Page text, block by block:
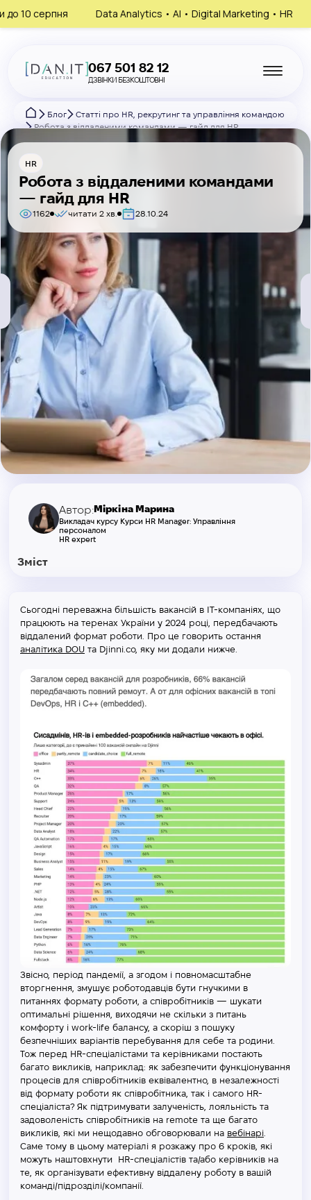
Data Analytics • AI • Digital Marketing • HR Запишись на
067 501 82 12
ДЗВІНКИ БЕЗКОШТОВНІ
Блог
Статті про HR, рекрутинг та управління командою
Робота з віддаленими командами — гайд для HR
HR
Робота з віддаленими командами
— гайд для HR
1162 читати 2 хв. 28.10.24
Автор:Міркіна Марина
Викладач курсу Курси HR Manager: Управління
персоналом
HR expert
Зміст
Сьогодні переважна більшість вакансій в ІТ-компаніях, що
працюють на теренах України у 2024 році, передбачають
віддалений формат роботи. Про це говорить остання
аналітика DOU та Djinni.со, яку ми додали нижче.
Звісно, період пандемії, а згодом і повномасштабне
вторгнення, змушує роботодавців бути гнучкими в
питаннях формату роботи, а співробітників — шукати
оптимальні рішення, виходячи не скільки з питань
комфорту і work-life балансу, а скоріш з пошуку
безпечніших варіантів перебування для себе та родини.
Тож перед HR-спеціалістами та керівниками постають
багато викликів, наприклад: як забезпечити функціонування
процесів для співробітників еквівалентно, в незалежності
від формату роботи як співробітника, так і самого HR-
спеціаліста? Як підтримувати залученість, лояльність та
задоволеність співробітників на remote та ще багато
викликів, які ми нещодавно обговорювали на вебінарі
Саме тому в цьому матеріалі я розкажу про 6 кроків, які
можуть наштовхнути HR-спеціалістів та/або керівників на
те, як організувати ефективну віддалену роботу в вашій
команді/підрозділі/компанії.